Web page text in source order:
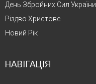
День Збройних Сил України
Різдво Христове
Новий Рік
НАВІГАЦІЯ